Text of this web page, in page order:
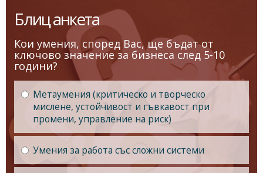
Блиц анкета
Кои умения, според Вас, ще бъдат от
ключово значение за бизнеса след 5-10
години?
Метаумения (критическо и творческо
мислене, устойчивост и гъвкавост при
промени, управление на риск)
Умения за работа със сложни системи